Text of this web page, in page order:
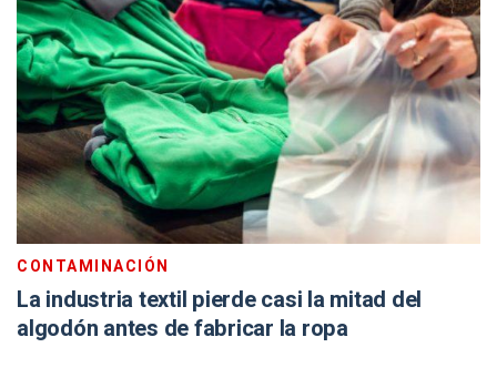
CONTAMINACIÓN
La industria textil pierde casi la mitad del
algodón antes de fabricar la ropa